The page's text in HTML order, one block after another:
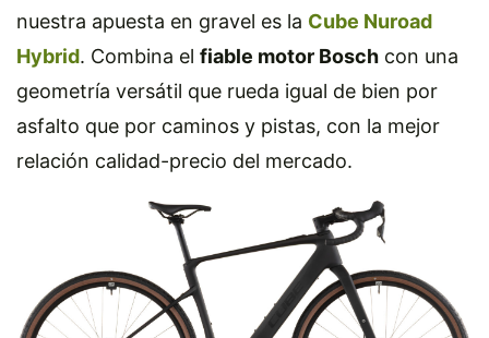
nuestra apuesta en gravel es la Cube Nuroad
Hybrid. Combina el fiable motor Bosch con una
geometría versátil que rueda igual de bien por
asfalto que por caminos y pistas, con la mejor
relación calidad-precio del mercado.